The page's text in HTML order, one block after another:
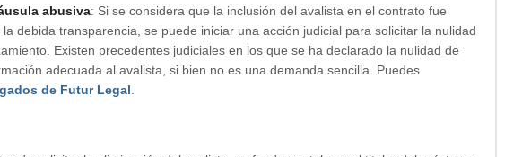
abusiva: Si se considera que la inclusión del avalista en el contrato fue
debida transparencia, se puede iniciar una acción judicial para solicitar la nulidad
Existen precedentes judiciales en los que se ha declarado la nulidad de
adecuada al avalista, si bien no es una demanda sencilla. Puedes
de Futur Legal.